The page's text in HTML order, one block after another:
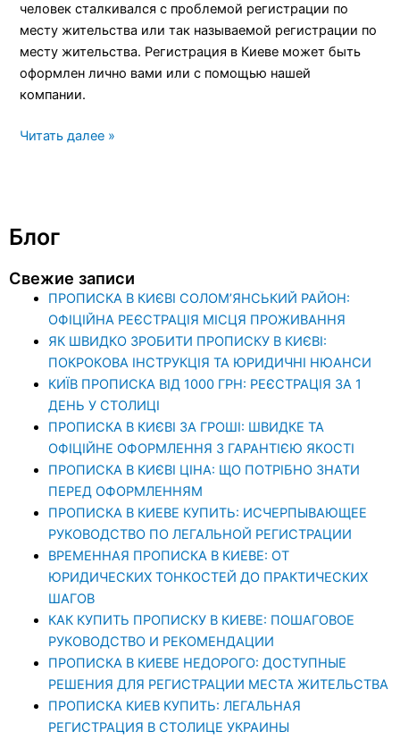
человек сталкивался с проблемой регистрации по
месту жительства или так называемой регистрации по
месту жительства. Регистрация в Киеве может быть
оформлен лично вами или с помощью нашей
компании.
Читать далее »
Блог
Свежие записи
ПРОПИСКА В КИЄВІ СОЛОМ’ЯНСЬКИЙ РАЙОН:
ОФІЦІЙНА РЕЄСТРАЦІЯ МІСЦЯ ПРОЖИВАННЯ
ЯК ШВИДКО ЗРОБИТИ ПРОПИСКУ В КИЄВІ:
ПОКРОКОВА ІНСТРУКЦІЯ ТА ЮРИДИЧНІ НЮАНСИ
КИЇВ ПРОПИСКА ВІД 1000 ГРН: РЕЄСТРАЦІЯ ЗА 1
ДЕНЬ У СТОЛИЦІ
ПРОПИСКА В КИЄВІ ЗА ГРОШІ: ШВИДКЕ ТА
ОФІЦІЙНЕ ОФОРМЛЕННЯ З ГАРАНТІЄЮ ЯКОСТІ
ПРОПИСКА В КИЄВІ ЦІНА: ЩО ПОТРІБНО ЗНАТИ
ПЕРЕД ОФОРМЛЕННЯМ
ПРОПИСКА В КИЕВЕ КУПИТЬ: ИСЧЕРПЫВАЮЩЕЕ
РУКОВОДСТВО ПО ЛЕГАЛЬНОЙ РЕГИСТРАЦИИ
ВРЕМЕННАЯ ПРОПИСКА В КИЕВЕ: ОТ
ЮРИДИЧЕСКИХ ТОНКОСТЕЙ ДО ПРАКТИЧЕСКИХ
ШАГОВ
КАК КУПИТЬ ПРОПИСКУ В КИЕВЕ: ПОШАГОВОЕ
РУКОВОДСТВО И РЕКОМЕНДАЦИИ
ПРОПИСКА В КИЕВЕ НЕДОРОГО: ДОСТУПНЫЕ
РЕШЕНИЯ ДЛЯ РЕГИСТРАЦИИ МЕСТА ЖИТЕЛЬСТВА
ПРОПИСКА КИЕВ КУПИТЬ: ЛЕГАЛЬНАЯ
РЕГИСТРАЦИЯ В СТОЛИЦЕ УКРАИНЫ